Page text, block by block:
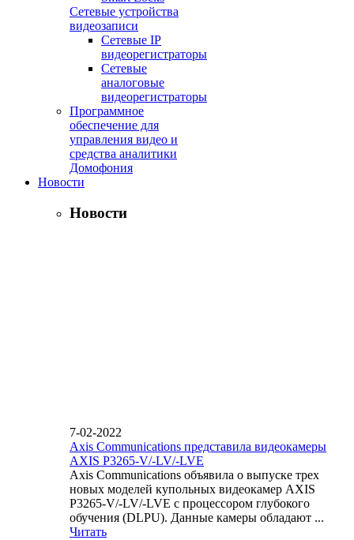
Сетевые устройства
видеозаписи
Сетевые IP
видеорегистраторы
Сетевые
аналоговые
видеорегистраторы
Программное
обеспечение для
управления видео и
средства аналитики
Домофония
Новости
Новости
7-02-2022
Axis Communications представила видеокамеры
AXIS P3265-V/-LV/-LVE
Axis Communications объявила о выпуске трех
новых моделей купольных видеокамер AXIS
P3265-V/-LV/-LVE с процессором глубокого
обучения (DLPU). Данные камеры обладают ...
Читать